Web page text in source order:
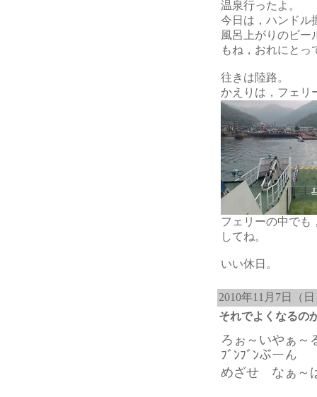
温泉行ったよ。
今日は，ハンドル
風呂上がりのビー
もね，おれにとっ
往きは陸路。
かえりは，フェリ
フェリーの中でも
してね。
いい休日。
2010年11月7日（
それでよくなるの
ろぉ～いやぁ～
ﾌﾞﾝﾌﾞﾝぶーん
めざせ なぁ～